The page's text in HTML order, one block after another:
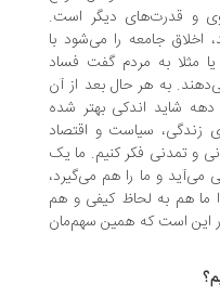
دیگر است.
جامعه را می‌شود با
به مردم گفت فساد
هر حال بعد از آن
اندکی بهتر شده
سیاست و اقتصاد
فکر کنیم. ما یک
ما را هم می‌گیرد،
به لحاظ کیفی و هم
که همین سهم‌مان